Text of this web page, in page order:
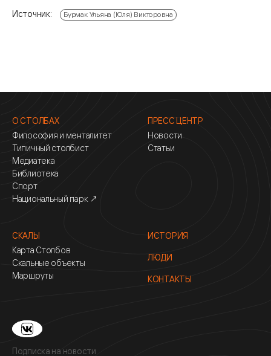
Источник: Бурмак Ульяна (Юля) Викторовна
О СТОЛБАХ
Философия и менталитет
Типичный столбист
Медиатека
Библиотека
Спорт
Национальный парк ↗
ПРЕСС ЦЕНТР
Новости
Статьи
СКАЛЫ
Карта Столбов
Скальные объекты
Маршруты
ИСТОРИЯ
ЛЮДИ
КОНТАКТЫ
Подписка на новости